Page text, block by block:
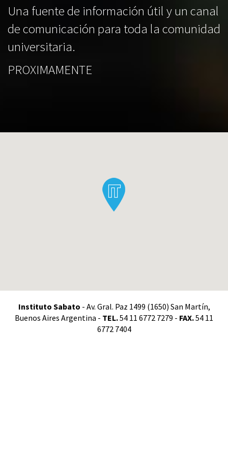
Una fuente de información útil y un canal
de comunicación para toda la comunidad
universitaria.
PROXIMAMENTE
Instituto Sabato - Av. Gral. Paz 1499 (1650) San Martín,
Buenos Aires Argentina - TEL.54 11 6772 7279 - FAX.54 11
6772 7404